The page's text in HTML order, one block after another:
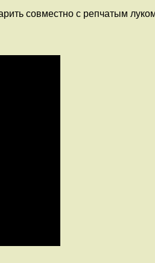
совместно с репчатым